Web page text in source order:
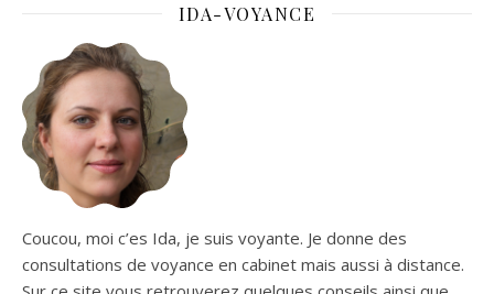
IDA-VOYANCE
Coucou, moi c’es Ida, je suis voyante. Je donne des
consultations de voyance en cabinet mais aussi à distance.